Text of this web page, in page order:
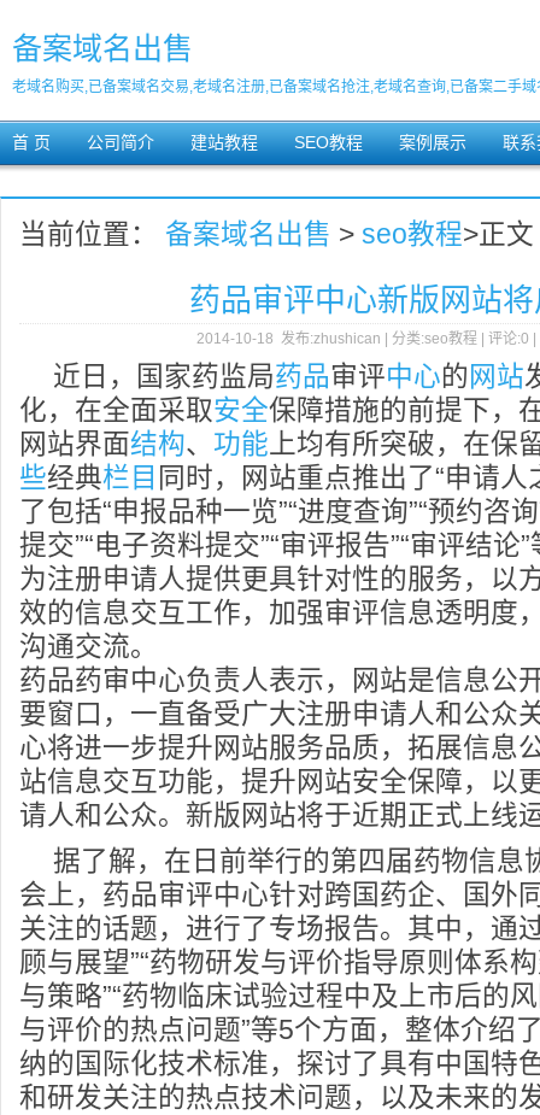
备案域名出售
老域名购买,已备案域名交易,老域名注册,已备案域名抢注,老域名查询,已备案二手
首 页 公司简介 建站教程 SEO教程 案例展示 联系
当前位置： 备案域名出售 > seo教程>正文
药品审评中心新版网站
2014-10-18 发布:zhushican | 分类:seo教程 | 评论:0 |
近日，国家药监局药品审评中心的网站
化，在全面采取安全保障措施的前提下，
网站界面结构、 功能上均有所突破，在保
些经典栏目 同时，网站重点推出了“申请人
了包括“申报品种一览”“进度查询”“预约咨
提交”“电子资料提交”“审评报告”“审评结论
为注册申请人提供更具针对性的服务，以
效的信息交互工作，加强审评信息透明度
沟通交流。
药品药审中心负责人表示，网站是信息公
要窗口，一直备受广大注册申请人和公众
心将进一步提升网站服务品质，拓展信息
站信息交互功能，提升网站安全保障，以
请人和公众。新版网站将于近期正式上线
据了解，在日前举行的第四届药物信息
会上，药品审评中心针对跨国药企、国外
关注的话题，进行了专场报告。其中，通
顾与展望”“药物研发与评价指导原则体系
与策略”“药物临床试验过程中及上市后的
与评价的热点问题”等5个方面，整体介绍
纳的国际化技术标准，探讨了具有中国特
和研发关注的热点技术问题，以及未来的